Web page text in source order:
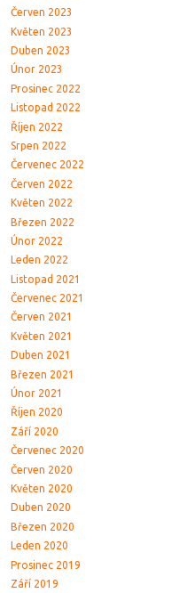
Červen 2023
Květen 2023
Duben 2023
Únor 2023
Prosinec 2022
Listopad 2022
Říjen 2022
Srpen 2022
Červenec 2022
Červen 2022
Květen 2022
Březen 2022
Únor 2022
Leden 2022
Listopad 2021
Červenec 2021
Červen 2021
Květen 2021
Duben 2021
Březen 2021
Únor 2021
Říjen 2020
Září 2020
Červenec 2020
Červen 2020
Květen 2020
Duben 2020
Březen 2020
Leden 2020
Prosinec 2019
Září 2019